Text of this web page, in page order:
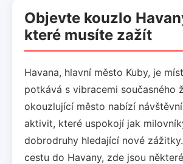
Objevte kouzlo
které musíte zažít
Havana, hlavní město Kuby, je
potkává s vibracemi současného
okouzlující město nabízí
aktivit, které uspokojí jak
dobrodruhy hledající nové
cestu do Havany, zde jsou